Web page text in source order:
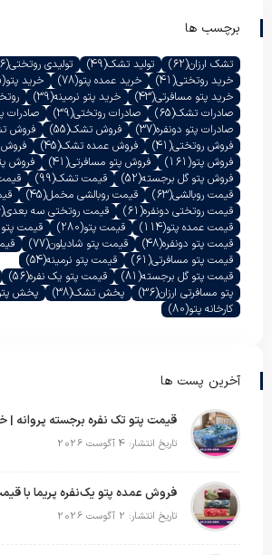
برچسب ها
تشک ارزان(62) تولید تشک(49) تولیدی روتختی(66)
خرید روتختی(41) خرید عمده پتو(78) خرید پتو(115)
خرید پتو مسافرتی(43) خرید پتو نرمینه(39)
صادرات تشک(65) صادرات روتختی(39) صادرات
صادرات پتو دونفره(37) فروش تشک(55) فروش
فروش روتختی(41) فروش عمده تشک(45) فروش
فروش پتو(161) فروش پتو مسافرتی(41) فروش
فروش پتو گل برجسته(52) قیمت تشک(99)
قیمت روبالشی(63) قیمت روبالشی مخمل(45)
قیمت روتختی دونفره(61) قیمت روتختی سه بعدی(46)
قیمت عمده پتو(114) قیمت پتو(280) قیمت پتو
قیمت پتو دونفره(48) قیمت پتو شادیلون(77)
قیمت پتو مسافرتی(61) قیمت پتو نرمینه(54)
قیمت پتو گل برجسته(81) قیمت پتو یک نفره(56)
پتو مسافرتی ارزان(36) پخش تشک(38) پخش
کارخانه پتو(80)
آخرین پست ها
تاریخ انتشار: 4 آگوست 2026
تاریخ انتشار: 2 آگوست 2026